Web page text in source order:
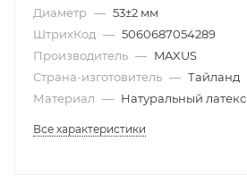
Диаметр — 53±2 мм
ШтрихКод — 5060687054289
Производитель — MAXUS
Страна-изготовитель — Тайланд
Материал — Натуральный латекс
Все характеристики